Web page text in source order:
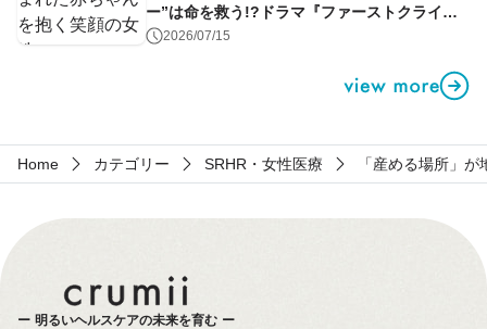
ー”は命を救う!?ドラマ『ファーストクライ』
第1話2026/07/15
Home カテゴリー SRHR・女性医療 「産める場所」
明るいヘルスケアの未来を育む